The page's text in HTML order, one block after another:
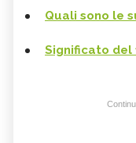
Quali sono le
Significato del